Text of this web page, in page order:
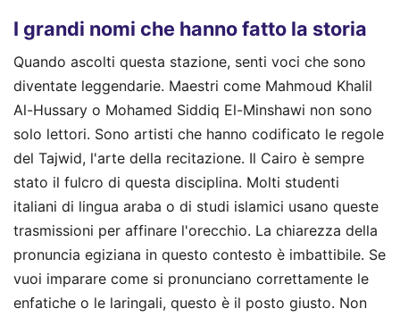
I grandi nomi che hanno fatto la storia
Quando ascolti questa stazione, senti voci che sono
diventate leggendarie. Maestri come Mahmoud Khalil
Al-Hussary o Mohamed Siddiq El-Minshawi non sono
solo lettori. Sono artisti che hanno codificato le regole
del Tajwid, l'arte della recitazione. Il Cairo è sempre
stato il fulcro di questa disciplina. Molti studenti
italiani di lingua araba o di studi islamici usano queste
trasmissioni per affinare l'orecchio. La chiarezza della
pronuncia egiziana in questo contesto è imbattibile. Se
vuoi imparare come si pronunciano correttamente le
enfatiche o le laringali, questo è il posto giusto. Non